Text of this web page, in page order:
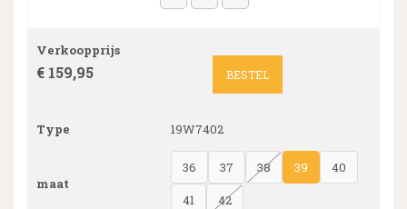
Verkoopprijs
€ 159,95 BESTEL
Type 19W7402
maat
36 37 38 39
40
41
42